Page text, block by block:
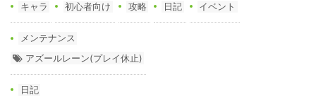
キャラ 初心者向け 攻略 日記 イベント
メンテナンス
アズールレーン(プレイ休止)
日記